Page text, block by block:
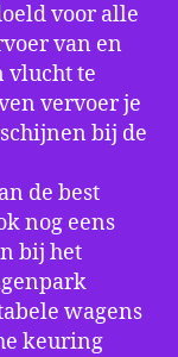
voor alle
van en
vlucht te
vervoer je
bij de
de best
nog eens
bij het
wagens
keuring